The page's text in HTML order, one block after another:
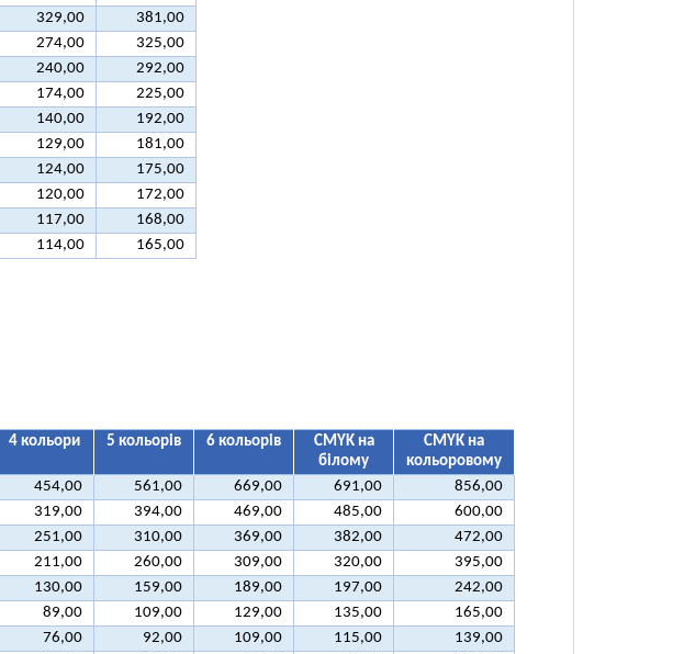
329,00
381,00
274,00
325,00
240,00
292,00
174,00
225,00
140,00
192,00
129,00
181,00
124,00
175,00
120,00
172,00
117,00
168,00
114,00 165,00
4 кольори 5 кольорів 6 кольорів
CMYK на
білому
CMYK на
кольоровому
454,00 561,00 669,00 691,00
856,00
319,00 394,00 469,00 485,00
600,00
251,00 310,00 369,00 382,00
472,00
211,00 260,00 309,00 320,00
395,00
130,00 159,00 189,00 197,00
242,00
89,00 109,00 129,00 135,00
165,00
76,00 92,00 109,00 115,00
139,00